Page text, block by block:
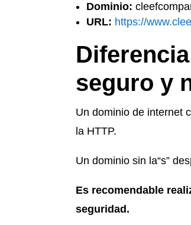
Dominio:
URL: https://
seguro y
Un dominio de internet
la HTTP.
Un dominio sin la“s”
Es recomendable
seguridad.